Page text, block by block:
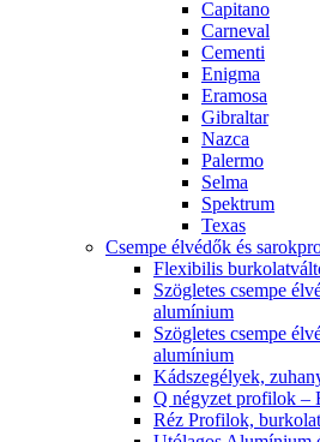
Capitano
Carneval
Cementi
Enigma
Eramosa
Gibraltar
Nazca
Palermo
Selma
Spektrum
Texas
Csempe élvédők és
Flexibilis
Szögletes csempe
alumínium
Szögletes csempe
alumínium
Kádszegélyek,
Q négyzet profilok –
Réz Profilok,